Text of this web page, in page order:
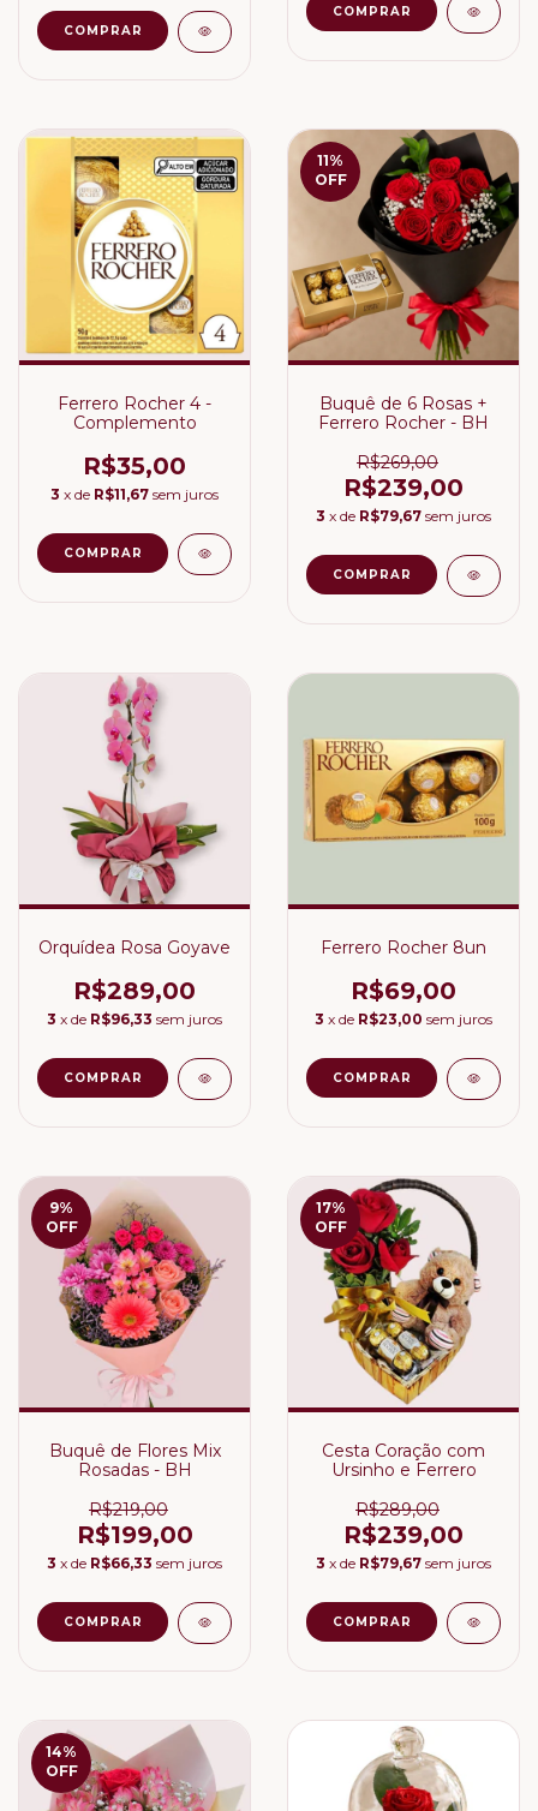
Ferrero Rocher 4 -
Complemento
R$35,00
3 x de R$11,67 sem juros
11%
OFF
Buquê de 6 Rosas +
Ferrero Rocher - BH
R$269,00
R$239,00
3 x de R$79,67 sem juros
Orquídea Rosa Goyave
R$289,00
3 x de R$96,33 sem juros
Ferrero Rocher 8un
R$69,00
3 x de R$23,00 sem juros
9%
OFF
Buquê de Flores Mix
Rosadas - BH
R$219,00
R$199,00
3 x de R$66,33 sem juros
17%
OFF
Cesta Coração com
Ursinho e Ferrero
R$289,00
R$239,00
3 x de R$79,67 sem juros
14%
OFF